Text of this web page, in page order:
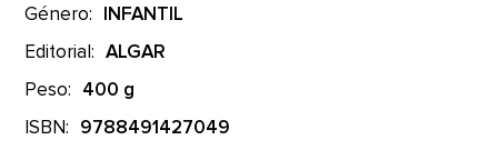
Género: INFANTIL
Editorial: ALGAR
Peso: 400 g
ISBN: 9788491427049